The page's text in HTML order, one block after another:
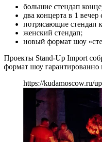
большие стендап
два концерта в 1 вечер
потрясающие стендап
женский стендап;
новый формат шоу
Проекты Stand-Up Import
формат шоу
https://kudamoscow.ru/